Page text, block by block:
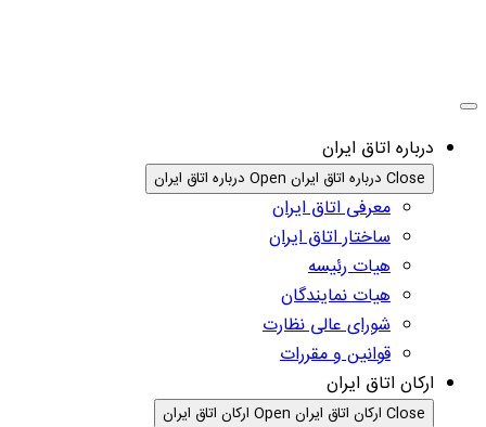
درباره اتاق ایران
Close درباره اتاق ایران Open درباره اتاق ایران
معرفی اتاق ایران
ساختار اتاق ایران
هیات رئیسه
هیات نمایندگان
شورای عالی نظارت
قوانین و مقررات
ارکان اتاق ایران
Close ارکان اتاق ایران Open ارکان اتاق ایران